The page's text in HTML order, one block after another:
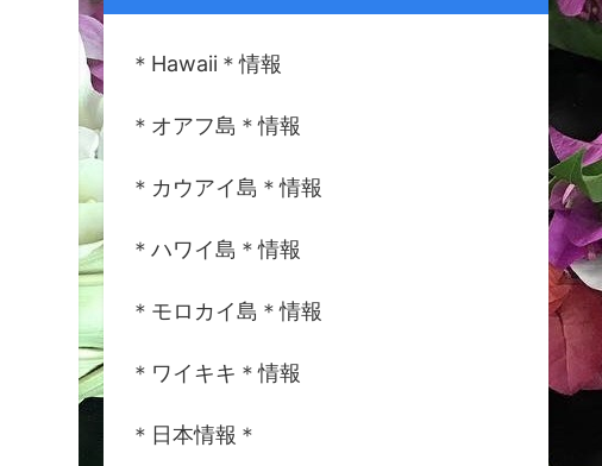
＊Hawaii＊情報
＊オアフ島＊情報
＊カウアイ島＊情報
＊ハワイ島＊情報
＊モロカイ島＊情報
＊ワイキキ＊情報
＊日本情報＊